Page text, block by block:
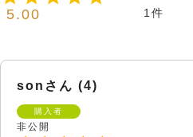
5.00 1
son 4
購入者
非公開